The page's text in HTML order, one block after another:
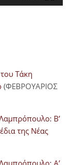
Τάκη
(ΦΕΒΡΟΥΑΡΙΟΣ
Β’
της Νέας